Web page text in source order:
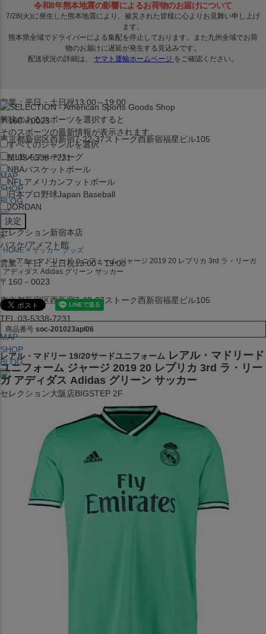
営業：平日・土日祝13:00～19:00
〒160－0023
東京都新宿区西新宿7-22-37ストーク西新宿福星ビル105
TEL:03-5338-7231
MAP
SHOP
BLOG
セレクション新宿本店
バスケ/アメフト館
営業：平日・土日祝13:00～19:00
〒160－0023
東京都新宿区西新宿7-22-37ストーク西新宿福星ビル105
TEL:03-5338-7231
MAP
SHOP
BLOG
セレクション大阪店BIGSTEP 2F
営業：平日・土日祝12:00～19:00
大阪府大阪市中央区西心斎橋1丁目6番14号
TEL:06-4708-3300
在庫品は 1-3営業日内で発送!! ※お取寄せ商品は対象外
興味のあるスポーツを選択すると
そのスポーツの最新情報が表示されます。
すべてのジャンルを選択
MLBメジャーリーグ
NBAバスケットボール
NFL アメリカンフットボール
日本プロ野球Japan Baseball
JORDAN
x
HOME
サッカー グッズ
レアル・マドリード ユニフォーム ジャージ 2019 20 レプリカ 3rd ラ・リーガ
アディダス Adidas グリーン サッカー
商品番号 soc-201023apl06
レアル・マドリー 19/20サードユニフォーム
レアル・マドリード
ユニフォーム ジャージ 2019 20 レプリカ 3rd ラ・リー
ガ アディダス Adidas グリーン サッカー